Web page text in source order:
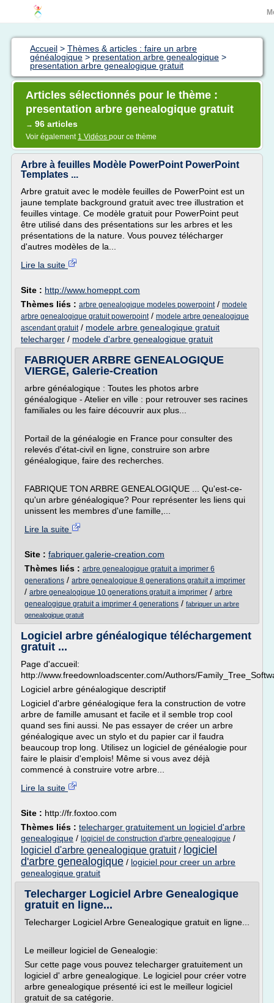
Accueil > Thèmes & articles : faire un arbre
généalogique > presentation arbre genealogique >
presentation arbre genealogique gratuit
Articles sélectionnés pour le thème :
presentation arbre genealogique gratuit
→ 96 articles
Voir également 1 Vidéos pour ce thème
Arbre à feuilles Modèle PowerPoint PowerPoint
Templates ...
Arbre gratuit avec le modèle feuilles de PowerPoint est un
jaune template background gratuit avec tree illustration et
feuilles vintage. Ce modèle gratuit pour PowerPoint peut
être utilisé dans des présentations sur les arbres et les
présentations de la nature. Vous pouvez télécharger
d'autres modèles de la...
Lire la suite
Site : http://www.homeppt.com
Thèmes liés : arbre genealogique modeles powerpoint/ modele
arbre genealogique gratuit powerpoint/ modele arbre genealogique
ascendant gratuit/ modele arbre genealogique gratuit
telecharger / modele d'arbre genealogique gratuit
FABRIQUER ARBRE GENEALOGIQUE
VIERGE, Galerie-Creation
arbre généalogique : Toutes les photos arbre
généalogique - Atelier en ville : pour retrouver ses racines
familiales ou les faire découvrir aux plus...
Portail de la généalogie en France pour consulter des
relevés d'état-civil en ligne, construire son arbre
généalogique, faire des recherches.
FABRIQUE TON ARBRE GENEALOGIQUE ... Qu'est-ce-
qu'un arbre généalogique? Pour représenter les liens qui
unissent les membres d'une famille,...
Lire la suite
Site : fabriquer.galerie-creation.com
Thèmes liés : arbre genealogique gratuit a imprimer 6
generations / arbre genealogique 8 generations gratuit a imprimer
/ arbre genealogique 10 generations gratuit a imprimer / arbre
genealogique gratuit a imprimer 4 generations / fabriquer un arbre
genealogique gratuit
Logiciel arbre généalogique téléchargement
gratuit ...
Page d'accueil:
http://www.freedownloadscenter.com/Authors/
Logiciel arbre généalogique descriptif
Logiciel d'arbre généalogique fera la construction de votre
arbre de famille amusant et facile et il semble trop cool
quand ses fini aussi. Ne pas essayer de créer un arbre
généalogique avec un stylo et du papier car il faudra
beaucoup trop long. Utilisez un logiciel de généalogie pour
faire le plaisir d'emplois! Même si vous avez déjà
commencé à construire votre arbre...
Lire la suite
Site : http://fr.foxtoo.com
Thèmes liés : telecharger gratuitement un logiciel d'arbre
genealogique / logiciel de construction d'arbre genealogique /
logiciel d'arbre genealogique gratuit/ logiciel
d'arbre genealogique / logiciel pour creer un arbre
genealogique gratuit
Telecharger Logiciel Arbre Genealogique
gratuit en ligne...
Telecharger Logiciel Arbre Genealogique gratuit en ligne...
Le meilleur logiciel de Genealogie:
Sur cette page vous pouvez telecharger gratuitement un
logiciel d' arbre genealogique. Le logiciel pour créer votre
arbre genealogique présenté ici est le meilleur logiciel
gratuit de sa catégorie.